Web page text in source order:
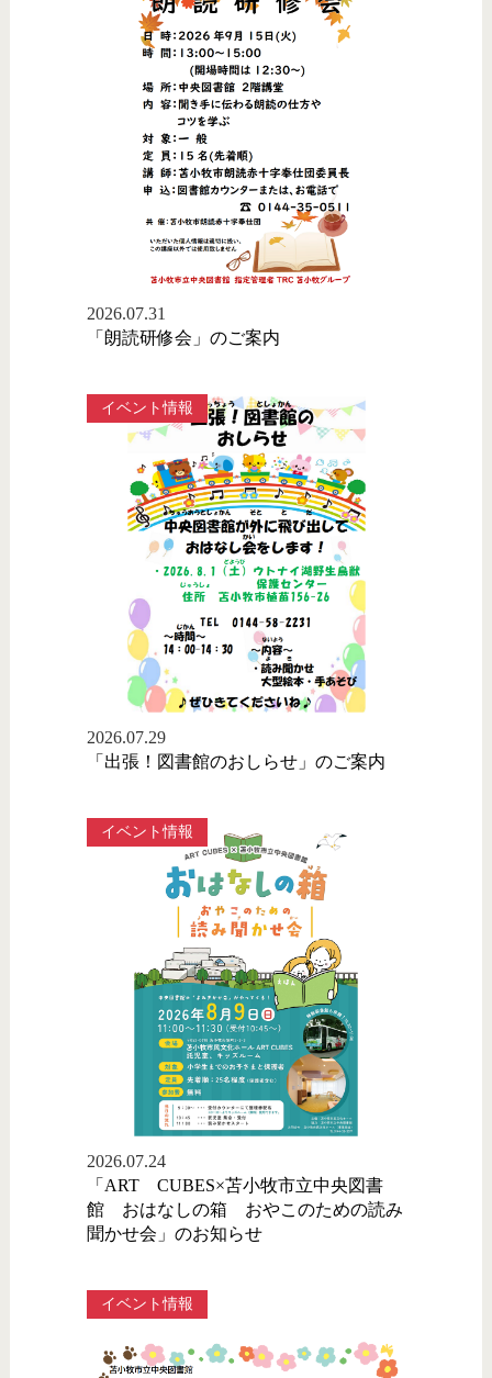
2026.07.31
「朗読研修会」のご案内
イベント情報
2026.07.29
「出張！図書館のおしらせ」のご案内
イベント情報
2026.07.24
「ART CUBES×苫小牧市立中央図書
館 おはなしの箱 おやこのための読み
聞かせ会」のお知らせ
イベント情報